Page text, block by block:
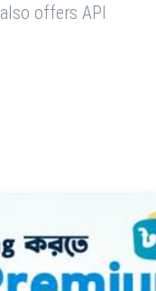
also offers API